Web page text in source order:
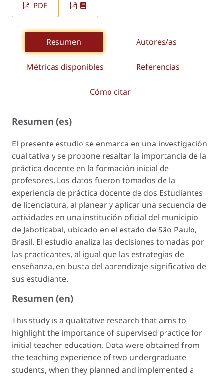
PDF
Resumen Autores/as
Métricas disponibles Referencias
Cómo citar
Resumen (es)
El presente estudio se enmarca en una investigación
cualitativa y se propone resaltar la importancia de la
práctica docente en la formación inicial de
profesores. Los datos fueron tomados de la
experiencia de práctica docente de dos Estudiantes
de licenciatura, al planear y aplicar una secuencia de
actividades en una institución oficial del municipio
de Jaboticabal, ubicado en el estado de São Paulo,
Brasil. El estudio analiza las decisiones tomadas por
las practicantes, al igual que las estrategias de
enseñanza, en busca del aprendizaje significativo de
sus estudiante.
Resumen (en)
This study is a qualitative research that aims to
highlight the importance of supervised practice for
initial teacher education. Data were obtained from
the teaching experience of two undergraduate
students, when they planned and implemented a